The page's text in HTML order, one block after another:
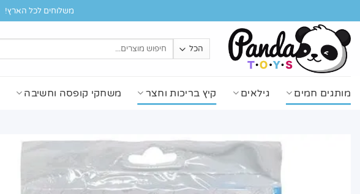
to
content
משלוחים לכל הארץ!
מותגים חמים גילאים קיץ בריכות וחצר משחקי קופסה וחשיבה